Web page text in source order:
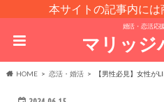
本サイトの記事内には
婚活・恋活応
マリッジ
HOME 恋活・婚活 【男性必見】女性が